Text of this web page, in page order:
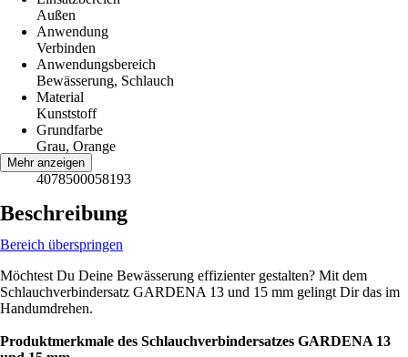
Außen
Anwendung
Verbinden
Anwendungsbereich
Bewässerung, Schlauch
Material
Kunststoff
Grundfarbe
Grau, Orange
EAN
4078500058193
Mehr anzeigen
Beschreibung
Bereich überspringen
Möchtest Du Deine Bewässerung effizienter gestalten? Mit dem
Schlauchverbindersatz GARDENA 13 und 15 mm gelingt Dir das im
Handumdrehen.
Produktmerkmale des Schlauchverbindersatzes GARDENA 13